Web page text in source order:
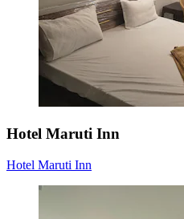
Hotel Maruti Inn
Hotel Maruti Inn